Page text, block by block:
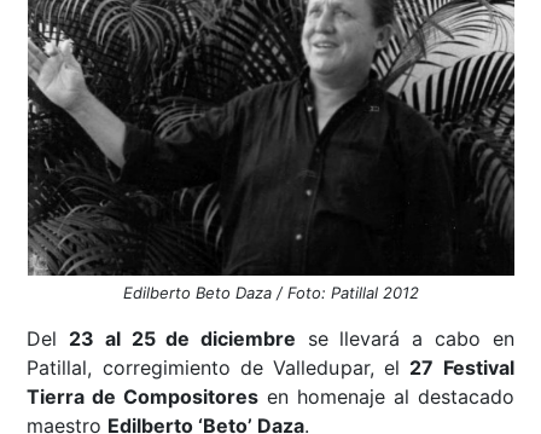
Edilberto Beto Daza / Foto: Patillal 2012
Del 23 al 25 de diciembre se llevará a cabo en
Patillal, corregimiento de Valledupar, el 27 Festival
Tierra de Compositores en homenaje al destacado
maestro Edilberto ‘Beto’ Daza.